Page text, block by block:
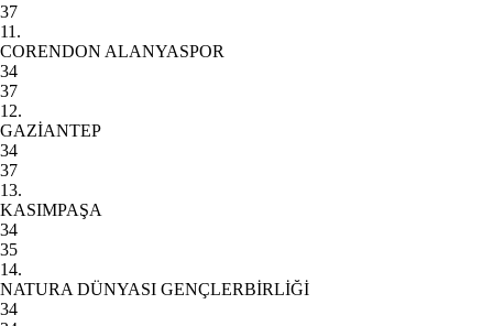
37
11.
CORENDON ALANYASPOR
34
37
12.
GAZİANTEP
34
37
13.
KASIMPAŞA
34
35
14.
NATURA DÜNYASI GENÇLERBİRLİĞİ
34